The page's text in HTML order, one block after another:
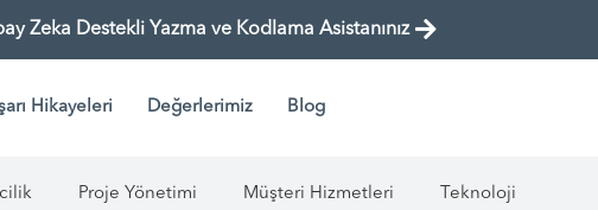
Zeka Destekli Yazma ve Kodlama Asistanınız
Hikayeleri Değerlerimiz Blog
Proje Yönetimi Müşteri Hizmetleri Teknoloji